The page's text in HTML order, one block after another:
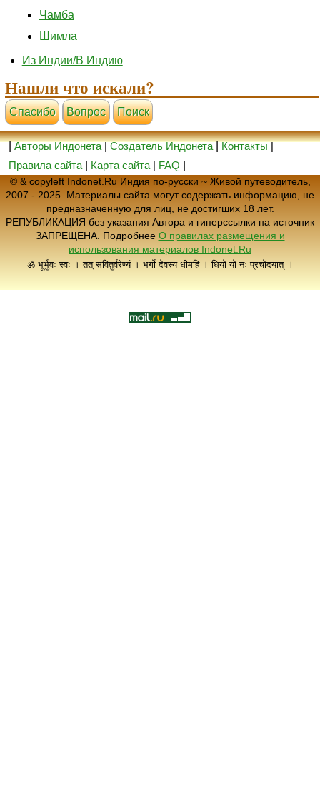
Чамба
Шимла
Из Индии/В Индию
Нашли что искали?
Cпасибо Вопрос Поиск
|Авторы Индонета|Создатель Индонета|Контакты|
Правила сайта
Карта сайта | FAQ
© & copyleft Indonet.Ru Индия по-русски ~ Живой путеводитель,
2007 - 2025. Материалы сайта могут содержать информацию, не
предназначенную для лиц, не достигших 18 лет.
РЕПУБЛИКАЦИЯ без указания Автора и гиперссылки на источник
ЗАПРЕЩЕНА. Подробнее О правилах размещения и
использования материалов Indonet.Ru
ॐ भूर्भुवः स्वः । तत् सवितुर्वरेण्यं । भर्गो देवस्य धीमहि । धियो यो नः प्रचोदयात् ॥